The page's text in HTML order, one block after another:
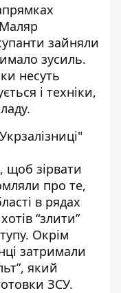
зайняли
зусиль.
несуть
і техніки,
щоб зірвати
про те,
в рядах
хотів “злити”
. Окрім
затримали
який
ЗСУ.